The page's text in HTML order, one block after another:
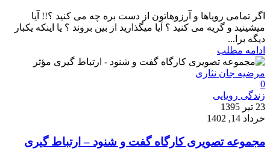
اگر تمامی رویاها و آرزوهاتون از دست بره چه می کنید ؟!! آیا
میشینید و گریه می کنید ؟ آیا میگذارید از بین بروند ؟ یا اینکه یکبار
دیگه برا...
ادامه مطلب
مرضیه جان نثاری
0
زندگی رویایی
23 تیر 1395
خرداد 14, 1402
مجموعه تصویری کارگاه گفت‌ و شنود – ارتباط گیری